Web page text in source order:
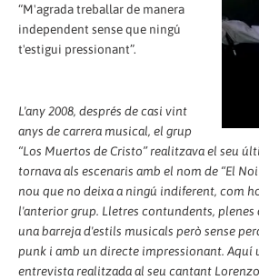
“M'agrada treballar de manera
independent sense que ningú
t'estigui pressionant”.
L'any 2008, després de casi vint
anys de carrera musical, el grup
“Los Muertos de Cristo” realitzava el seu
tornava als escenaris amb el nom de “El
nou que no deixa a ningú indiferent, com
l'anterior grup. Lletres contundents,
una barreja d'estils musicals però sense
punk i amb un directe impressionant. Aquí
entrevista realitzada al seu cantant